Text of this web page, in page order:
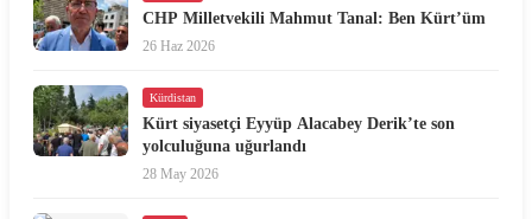
CHP Milletvekili Mahmut Tanal: Ben Kürt’üm
26 Haz 2026
Kürdistan
Kürt siyasetçi Eyyüp Alacabey Derik’te son
yolculuğuna uğurlandı
28 May 2026